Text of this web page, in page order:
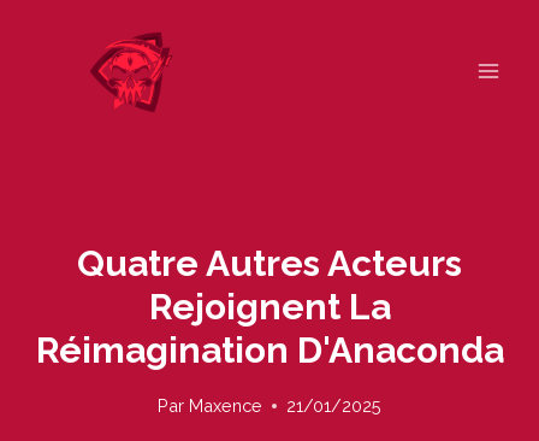
Quatre Autres Acteurs
Rejoignent La
Réimagination D'Anaconda
Par Maxence 21/01/2025